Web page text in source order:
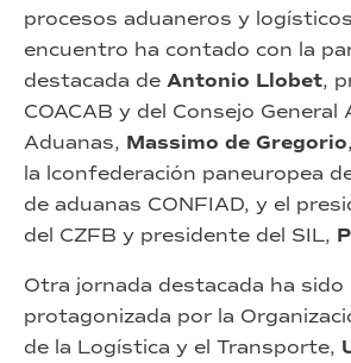
procesos aduaneros y
encuentro ha contado con la
destacada de Antonio Llobet,
COACAB y del Consejo General
Aduanas, Massimo de Gregorio
la lconfederación paneuropea
de aduanas CONFIAD, y el
del CZFB y presidente del SIL,
Otra jornada destacada ha sido
protagonizada por la
de la Logística y el Transporte,